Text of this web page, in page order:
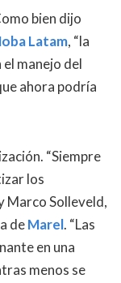
bien dijo
Latam, “la
manejo del
ahora podría
“Siempre
los
Marco Solleveld,
deMarel. “Las
en una
menos se